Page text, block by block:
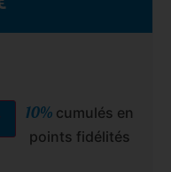
10% cumulés en
points fidélités